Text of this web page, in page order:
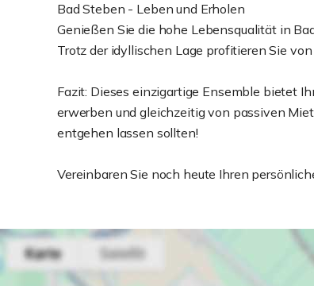
Bad Steben - Leben und Erholen
Genießen Sie die hohe Lebensqualität in
Trotz der idyllischen Lage profitieren Sie
Fazit: Dieses einzigartige Ensemble bietet
erwerben und gleichzeitig von passiven
entgehen lassen sollten!
Vereinbaren Sie noch heute Ihren